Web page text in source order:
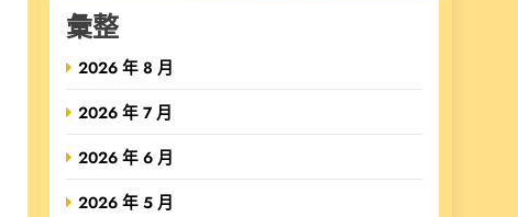
彙整
2026 年 8 月
2026 年 7 月
2026 年 6 月
2026 年 5 月